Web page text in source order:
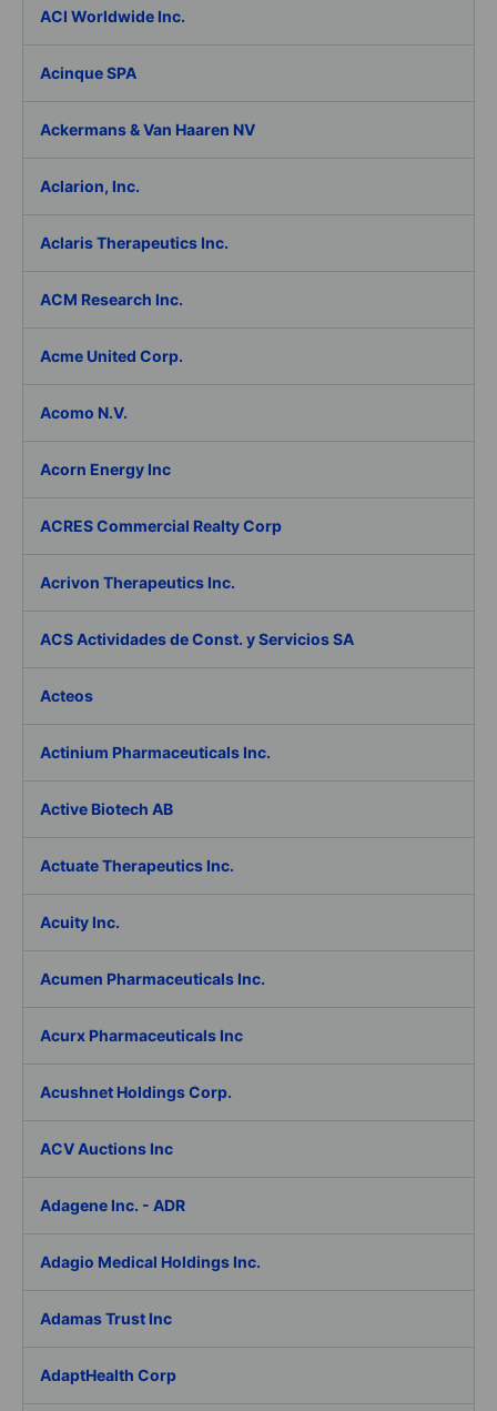
ACI Worldwide Inc.
Acinque SPA
Ackermans & Van Haaren NV
Aclarion, Inc.
Aclaris Therapeutics Inc.
ACM Research Inc.
Acme United Corp.
Acomo N.V.
Acorn Energy Inc
ACRES Commercial Realty Corp
Acrivon Therapeutics Inc.
ACS Actividades de Const. y Servicios SA
Acteos
Actinium Pharmaceuticals Inc.
Active Biotech AB
Actuate Therapeutics Inc.
Acuity Inc.
Acumen Pharmaceuticals Inc.
Acurx Pharmaceuticals Inc
Acushnet Holdings Corp.
ACV Auctions Inc
Adagene Inc. - ADR
Adagio Medical Holdings Inc.
Adamas Trust Inc
AdaptHealth Corp